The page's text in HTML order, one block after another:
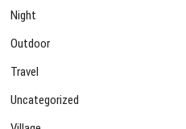
Night
Outdoor
Travel
Uncategorized